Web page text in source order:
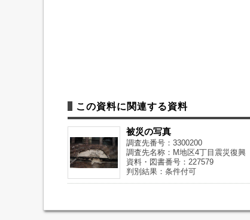
この資料に関連する資料
被災の写真
調査先番号：3300200
調査先名称：M地区4丁目震災復興
資料・図書番号：227579
判別結果：条件付可